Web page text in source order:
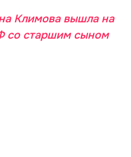
Климова вышла на
со старшим сыном